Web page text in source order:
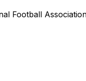
Football